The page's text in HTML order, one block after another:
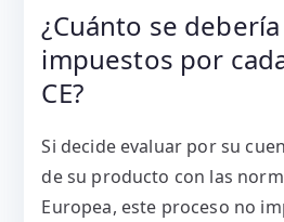
¿Cuánto se
impuestos por
CE?
Si decide evaluar por su
de su producto con las
Europea, este proceso no